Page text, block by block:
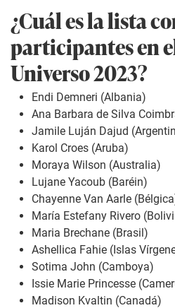
¿Cuál es la lista
participantes en
Universo 2023?
Endi Demneri (Albania)
Ana Barbara de Silva
Jamile Luján Dajud
Karol Croes (Aruba)
Moraya Wilson (Australia)
Lujane Yacoub (Baréin)
Chayenne Van Aarle
María Estefany Rivero
Maria Brechane (Brasil)
Ashellica Fahie (Islas
Sotima John (Camboya)
Issie Marie Princesse
Madison Kvaltin (Canadá)